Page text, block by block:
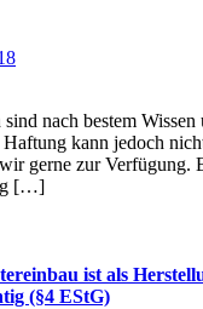
nach bestem Wissen
kann jedoch
gerne zur Verfügung.
[…]
ist als
(§4 EStG)